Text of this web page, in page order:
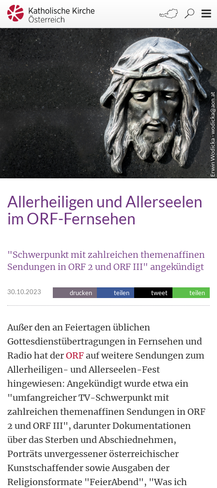
Erwin Wodicka - wodicka@aon.at
Allerheiligen und Allerseelen
im ORF-Fernsehen
"Schwerpunkt mit zahlreichen themenaffinen
Sendungen in ORF 2 und ORF III" angekündigt
30.10.2023 drucken teilen tweet teilen
Außer den an Feiertagen üblichen
Gottesdienstübertragungen in Fernsehen und
Radio hat derORFauf weitere Sendungen zum
Allerheiligen- und Allerseelen-Fest
hingewiesen: Angekündigt wurde etwa ein
"umfangreicher TV-Schwerpunkt mit
zahlreichen themenaffinen Sendungen in ORF
2 und ORF III", darunter Dokumentationen
über das Sterben und Abschiednehmen,
Porträts unvergessener österreichischer
Kunstschaffender sowie Ausgaben der
Religionsformate "FeierAbend", "Was ich